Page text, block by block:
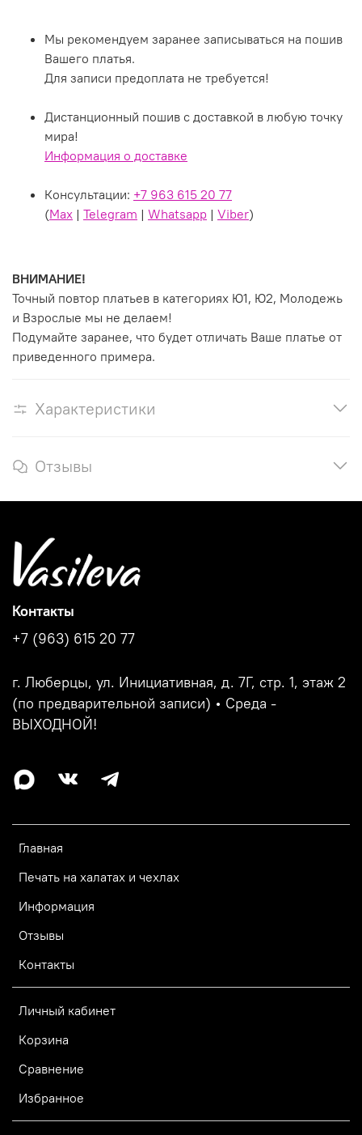
Мы рекомендуем заранее записываться на пошив
Вашего платья.
Для записи предоплата не требуется!
Дистанционный пошив с доставкой в любую точку
мира!
Информация о доставке
Консультации: +7 963 615 20 77
(Max | Telegram | Whatsapp | Viber)
ВНИМАНИЕ!
Точный повтор платьев в категориях Ю1, Ю2, Молодежь
и Взрослые мы не делаем!
Подумайте заранее, что будет отличать Ваше платье от
приведенного примера.
Характеристики
Отзывы
Главная
Печать на халатах и чехлах
Информация
Отзывы
Контакты
Личный кабинет
Корзина
Сравнение
Избранное
Контакты
+7 (963) 615 20 77
г. Люберцы, ул. Инициативная, д. 7Г, стр. 1, этаж 2
(по предварительной записи) • Среда -
ВЫХОДНОЙ!